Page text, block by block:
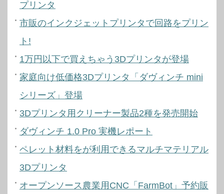
プリンタ
市販のインクジェットプリンタで回路をプリン
ト!
1万円以下で買えちゃう3Dプリンタが登場
家庭向け低価格3Dプリンタ「ダヴィンチ mini
シリーズ」登場
3Dプリンタ用クリーナー製品2種を発売開始
ダヴィンチ 1.0 Pro 実機レポート
ペレット材料をが利用できるマルチマテリアル
3Dプリンタ
オープンソース農業用CNC「FarmBot」予約販